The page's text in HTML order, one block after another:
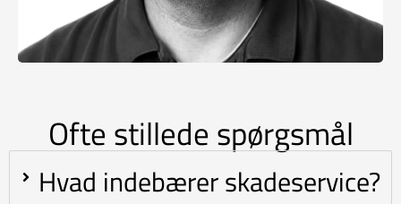
Ofte stillede spørgsmål
Hvad indebærer skadeservice?